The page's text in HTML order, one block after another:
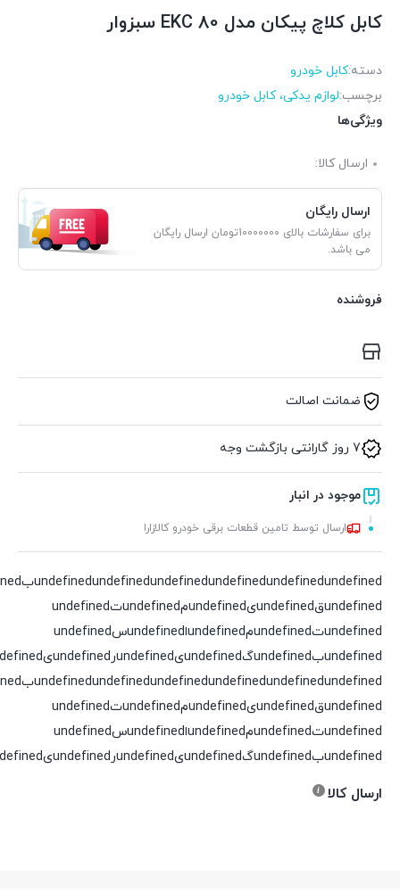
کابل کلاچ پیکان مدل 80 EKC سبزوار
دسته:کابل خودرو
برچسب:لوازم یدکی، کابل خودرو
ویژگی‌ها
ارسال کالا:
ارسال رایگان
برای سفارشات بالای 10000000تومان ارسال رایگان
می باشد.
فروشنده
ضمانت اصالت
7 روز گارانتی بازگشت وجه
موجود در انبار
ارسال توسط تامین قطعات برقی خودرو کالازارا
undefinedundefinedundefinedundefinedundefined
undefinedقundefinedیundefinedمundefinedتundefined
undefinedتundefinedمundefinedاundefinedسundefined
undefinedبundefinedگundefinedیundefinedرundefinedیundefinedدundefined
undefinedundefinedundefinedundefinedundefined
undefinedقundefinedیundefinedمundefinedتundefined
undefinedتundefinedمundefinedاundefinedسundefined
undefinedبundefinedگundefinedیundefinedرundefinedیundefinedدundefined
ارسال کالا